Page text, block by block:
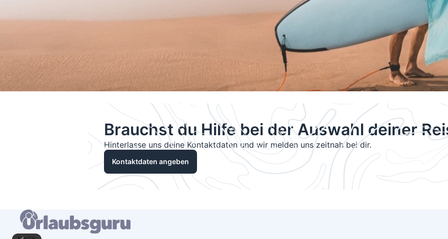
Brauchst du Hilfe bei der Auswahl deiner
Hinterlasse uns deine Kontaktdaten und wir melden uns zeitnah bei dir.
Kontaktdaten angeben